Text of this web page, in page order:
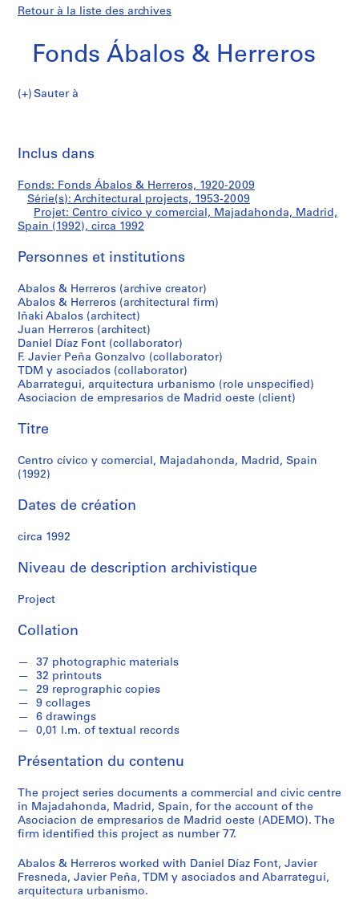
Retour à la liste des archives
Fonds Ábalos & Herreros
Sauter à
d
s
Á
a
o
&
H
e
r
r
e
r
s
S
r
e
s
:
A
r
c
h
i
t
e
t
r
a
l
p
r
o
j
cívico
y
comercial,
Majadahonda,
Madrid,
Spain
(1992)
Inclus dans
Fonds: Fonds Ábalos & Herreros, 1920-2009
Série(s): Architectural projects, 1953-2009
Projet: Centro cívico y comercial, Majadahonda, Madrid,
Spain (1992), circa 1992
Personnes et institutions
Abalos & Herreros (archive creator)
Abalos & Herreros (architectural firm)
Iñaki Abalos (architect)
Juan Herreros (architect)
Daniel Díaz Font (collaborator)
F. Javier Peña Gonzalvo (collaborator)
TDM y asociados (collaborator)
Abarrategui, arquitectura urbanismo (role unspecified)
Asociacion de empresarios de Madrid oeste (client)
Titre
Centro cívico y comercial, Majadahonda, Madrid, Spain
(1992)
Dates de création
circa 1992
Niveau de description archivistique
Project
Collation
37 photographic materials
32 printouts
29 reprographic copies
9 collages
6 drawings
0,01 l.m. of textual records
Présentation du contenu
The project series documents a commercial and civic centre
in Majadahonda, Madrid, Spain, for the account of the
Asociacion de empresarios de Madrid oeste (ADEMO). The
firm identified this project as number 77.
Abalos & Herreros worked with Daniel Díaz Font, Javier
Fresneda, Javier Peña, TDM y asociados and Abarrategui,
arquitectura urbanismo.